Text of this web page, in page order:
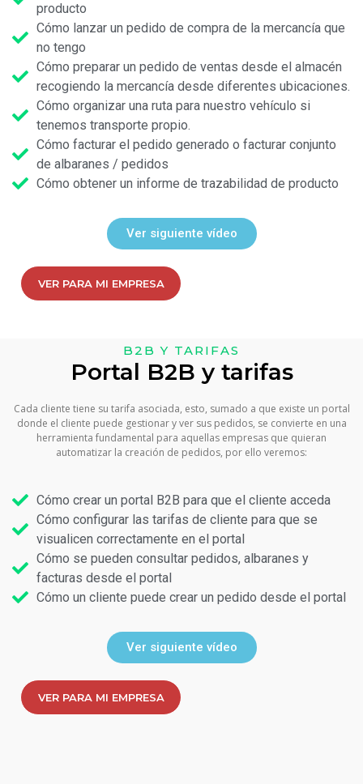
producto
Cómo lanzar un pedido de compra de la mercancía que
no tengo
Cómo preparar un pedido de ventas desde el almacén
recogiendo la mercancía desde diferentes ubicaciones.
Cómo organizar una ruta para nuestro vehículo si
tenemos transporte propio.
Cómo facturar el pedido generado o facturar conjunto
de albaranes / pedidos
Cómo obtener un informe de trazabilidad de producto
Ver siguiente vídeo
VER PARA MI EMPRESA
B2B Y TARIFAS
Portal B2B y tarifas
Cada cliente tiene su tarifa asociada, esto, sumado a que existe un portal
donde el cliente puede gestionar y ver sus pedidos, se convierte en una
herramienta fundamental para aquellas empresas que quieran
automatizar la creación de pedidos, por ello veremos:
Cómo crear un portal B2B para que el cliente acceda
Cómo configurar las tarifas de cliente para que se
visualicen correctamente en el portal
Cómo se pueden consultar pedidos, albaranes y
facturas desde el portal
Cómo un cliente puede crear un pedido desde el portal
Ver siguiente vídeo
VER PARA MI EMPRESA